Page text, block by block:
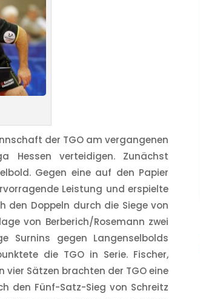
der TGO am vergangenen
Hessen verteidigen. Zunächst
Gegen eine auf den Papier
Leistung und erspielte
den Doppeln durch die Siege von
von Berberich/Rosemann zwei
Surnins gegen Langenselbolds
die TGO in Serie. Fischer,
Sätzen brachten der TGO eine
den Fünf-Satz-Sieg von Schreitz